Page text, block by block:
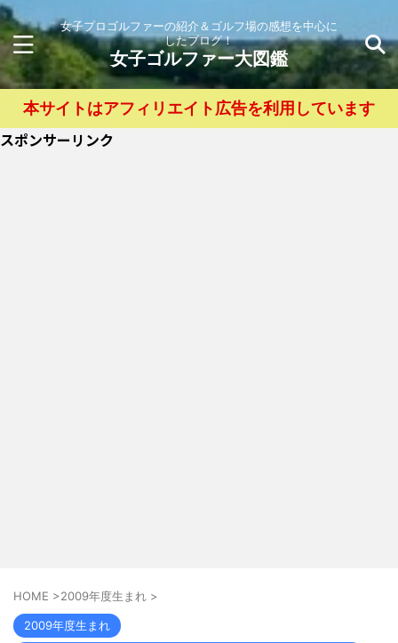
女子プロゴルファーの紹介＆ゴルフ場の感想を中心に
したブログ！
女子ゴルファー大図鑑
本サイトはアフィリエイト広告を利用しています
スポンサーリンク
HOME >2009年度生まれ >
2009年度生まれ